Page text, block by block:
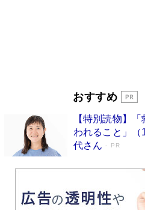
転 上司の“意外な一言”から生ま
皇室はなぜ世界から尊敬されて
皇陛下はお元気でおられるか」
一声になる理由
Book Bang
おすすめ
【特別読物】
われること」
代さん
PR